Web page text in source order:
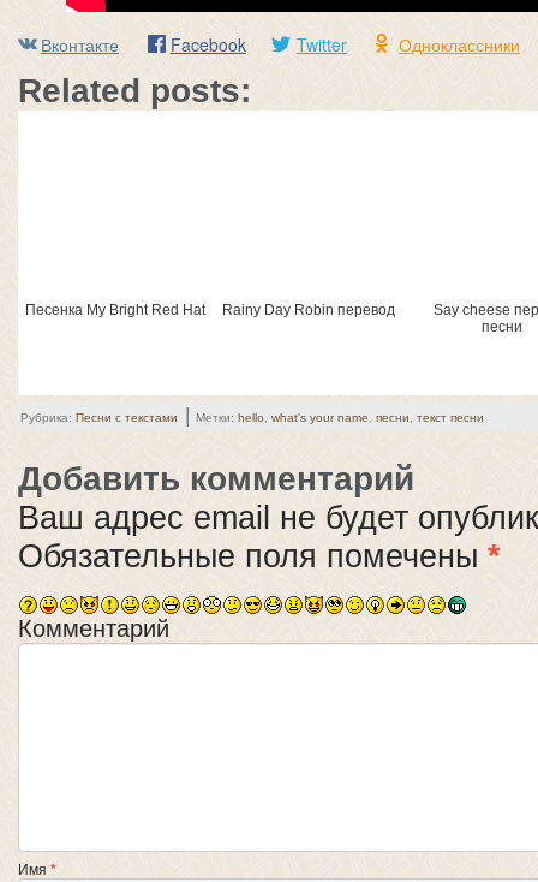
Вконтакте Facebook Twitter Одноклассники
Related posts:
Песенка My Bright Red Hat Rainy Day Robin перевод
Say cheese
песни
Рубрика: Песни с текстами | Метки: hello what's your name песни текст песни
Добавить комментарий
Ваш адрес email не будет
Обязательные поля помечены *
Комментарий
Имя *